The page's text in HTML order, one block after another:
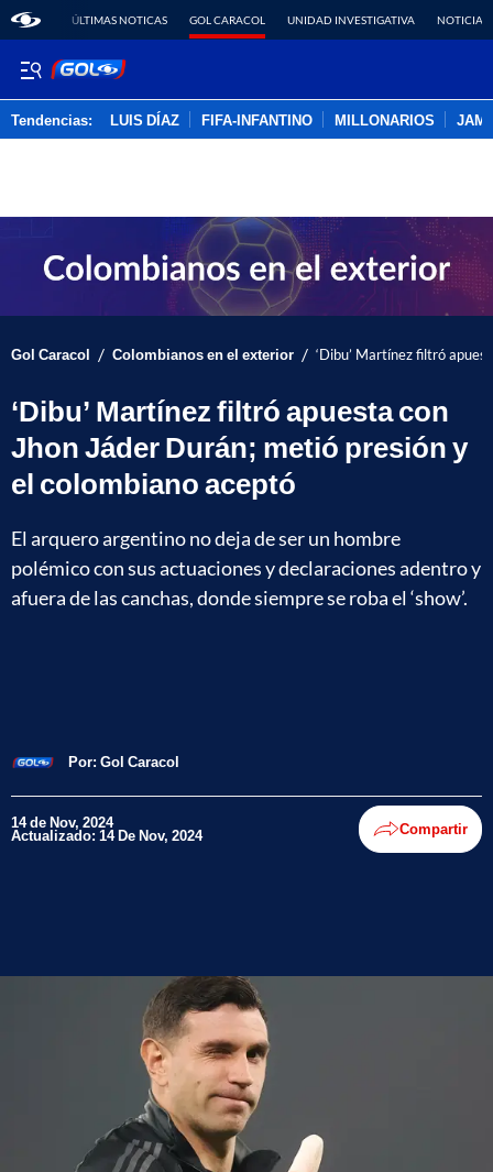
ÚLTIMAS NOTICAS GOL CARACOL UNIDAD INVESTIGATIVA NOTICIAS
Tendencias: LUIS DÍAZ FIFA-INFANTINO MILLONARIOS
Gol Caracol / Colombianos en el exterior / ‘Dibu’ Martínez filtró
‘Dibu’ Martínez filtró apuesta con
Jhon Jáder Durán; metió presión y
el colombiano aceptó
El arquero argentino no deja de ser un hombre
polémico con sus actuaciones y declaraciones adentro y
afuera de las canchas, donde siempre se roba el ‘show’.
Por: Gol Caracol
14 de Nov, 2024
Actualizado: 14 De Nov, 2024 Compartir